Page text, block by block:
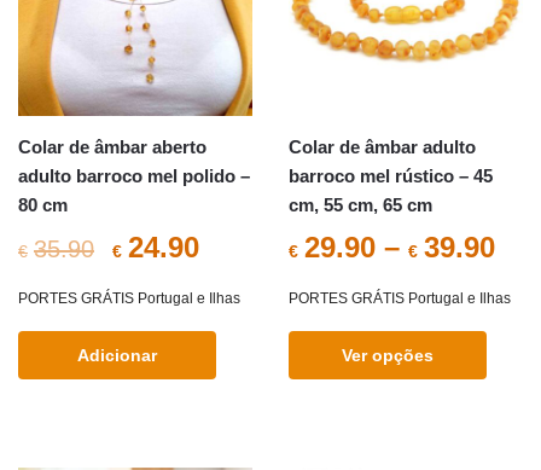
chosen
on
product
page
Colar de âmbar aberto
adulto barroco mel polido –
80 cm
€ 35.90
O
preço
original
era:
€ 24.90O
preço
atual
é:
PORTES GRÁTIS Portugal e Ilhas
Adicionar
Colar de âmbar adulto
barroco mel rústico – 45
cm, 55 cm, 65 cm
€ 29.90 – € 39.90
PORTES GRÁTIS Portugal e Ilhas
Ver opções